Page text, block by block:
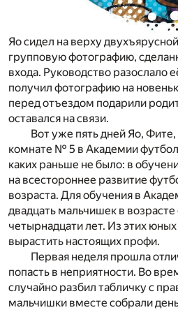
Яо сидел на верху
групповую фотографию,
входа. Руководство разослало
получил фотографию на
перед отъездом подарили
оставался на связи.
Вот уже пять дней Яо,
комнате № 5 в Академии
каких раньше не было: в
на всестороннее развитие
возраста. Для обучения в
двадцать мальчишек в
четырнадцати лет. Из этих
вырастить настоящих профи.
Первая неделя прошла
попасть в неприятности. Во
случайно разбил табличку с
мальчишки вместе собрали